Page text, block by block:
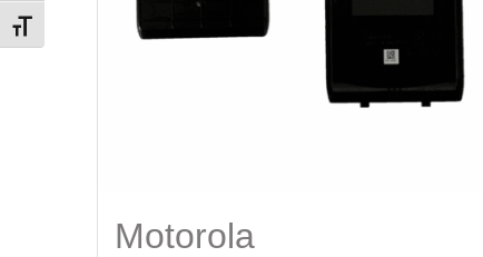
Toggle Font size
Motorola